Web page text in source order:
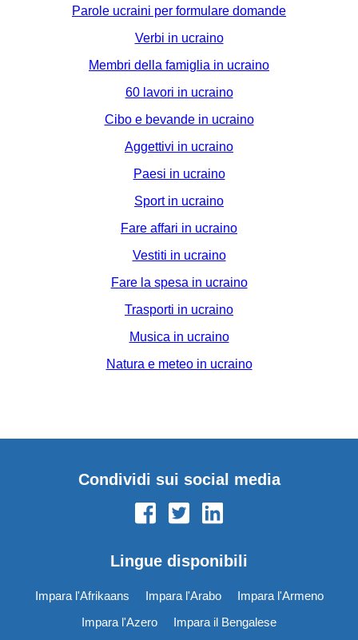
Parole ucraini per formulare domande
Verbi in ucraino
Membri della famiglia in ucraino
60 lavori in ucraino
Cibo e bevande in ucraino
Aggettivi in ucraino
Paesi in ucraino
Sport in ucraino
Fare affari in ucraino
Vestiti in ucraino
Fare la spesa in ucraino
Trasporti in ucraino
Musica in ucraino
Natura e meteo in ucraino
Condividi sui social media
Lingue disponibili
Impara l'Afrikaans Impara l'Arabo
Impara l'Armeno
Impara l'Azero
Impara il Bengalese